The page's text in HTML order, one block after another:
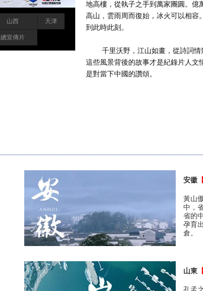
山西 天津
總宣傳片
地高樓，從執子之手到萬家團圓。億
高山，雲雨周而復始，冰火可以相容
到此時此刻。
千里沃野，江山如畫，從詩詞情
這些風景背後的故事才是紀錄片人文
是對當下中國的讚頌。
安徽
黃山
中，
省的
孕育
倉。
山東